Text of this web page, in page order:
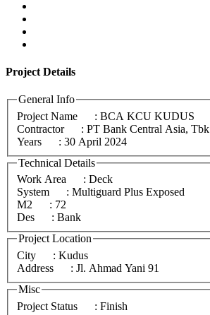
Project Details
General Info
Project Name
: BCA KCU KUDUS
Contractor
: PT Bank Central Asia, Tbk
Years
: 30 April 2024
Technical Details
Work Area
: Deck
System
: Multiguard Plus Exposed
M2
: 72
Des
: Bank
Project Location
City
: Kudus
Address
: Jl. Ahmad Yani 91
Misc
Project Status
: Finish